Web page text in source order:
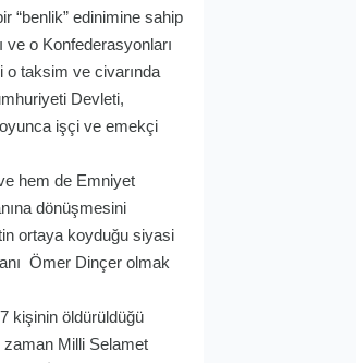
“benlik” edinimine sahip
ve o Konfederasyonları
o taksim ve civarında
Devleti,
işçi ve emekçi
hem de Emniyet
dönüşmesini
ortaya koyduğu siyasi
Ömer Dinçer olmak
kişinin öldürüldüğü
zaman Milli Selamet